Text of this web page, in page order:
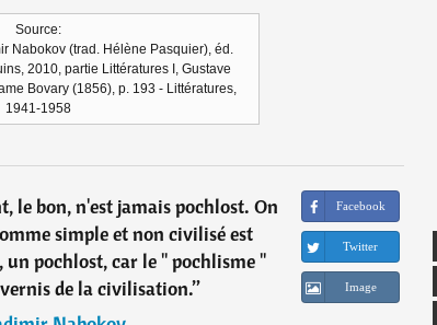
Source:
Nabokov (trad. Hélène Pasquier), éd.
2010, partie Littératures I, Gustave
Bovary (1856), p. 193 - Littératures,
1941-1958
le bon, n'est jamais pochlost. On
simple et non civilisé est
pochlost, car le " pochlisme "
de la civilisation.”
Facebook
Twitter
Image